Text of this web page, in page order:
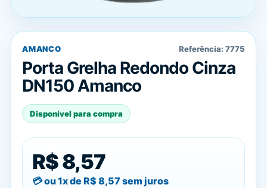
AMANCO Referência: 7775
Porta Grelha Redondo Cinza
DN150 Amanco
Disponível para compra
R$ 8,57
ou 1x de R$ 8,57 sem juros